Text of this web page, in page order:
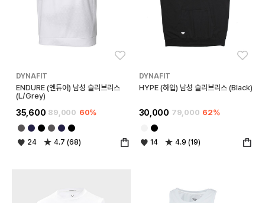
DYNAFIT
ENDURE (엔듀어) 남성 슬리브리스
(L/Grey)
35,600 89,000 60%
24 4.7 (68)
DYNAFIT
HYPE (하입) 남성 슬리브리스 (Black)
30,000 79,000 62%
14 4.9 (19)